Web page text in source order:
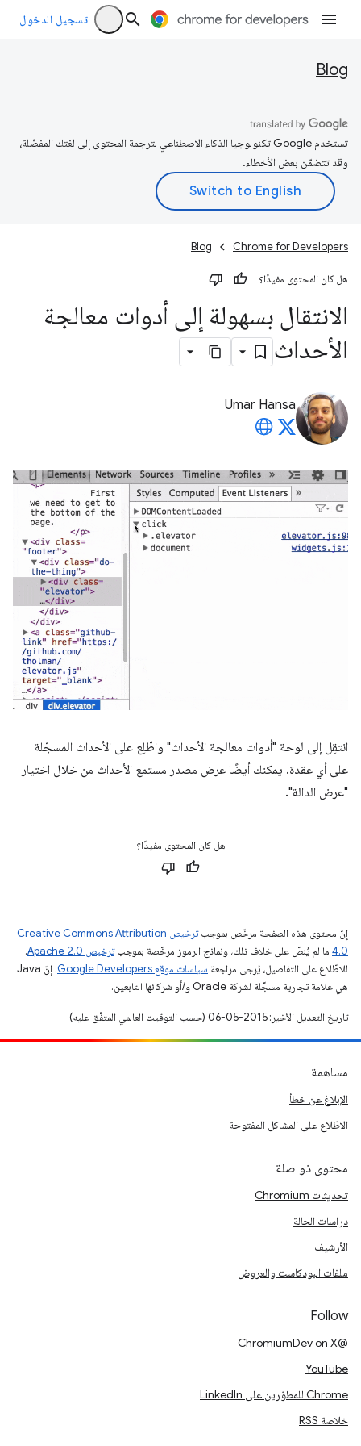
تسجيل الدخول
Blog
تستخدم Google تكنولوجيا الذكاء الاصطناعي لترجمة المحتوى إلى لغتك المفضّلة،
وقد تتضمّن بعض الأخطاء.
Chrome for Developers
Blog
هل كان المحتوى مفيدًا؟
الانتقال بسهولة إلى أدوات معالجة
الأحداث
Umar Hansa
انتقِل إلى لوحة "أدوات معالجة الأحداث" واطّلِع على الأحداث المسجّلة
على أي عقدة. يمكنك أيضًا عرض مصدر مستمع الأحداث من خلال اختيار
"عرض الدالة".
هل كان المحتوى مفيدًا؟
إنّ محتوى هذه الصفحة مرخّص بموجب
ترخيص Creative Commons Attribution
4.0‏ ما لم يُنصّ على خلاف ذلك، ونماذج الرموز مرخّصة بموجبترخيص Apache 2.0‏
.
للاطّلاع على التفاصيل، يُرجى مراجعة سياسات موقع Google Developers‏
. إنّ Java
هي علامة تجارية مسجَّلة لشركة Oracle و/أو شركائها التابعين.
تاريخ التعديل الأخير: 2015-05-06 (حسب التوقيت العالمي المتفَّق عليه)
مساهمة
الإبلاغ عن خطأ
الاطّلاع على المشاكل المفتوحة
محتوى ذو صلة
تحديثات Chromium
دراسات الحالة
الأرشيف
ملفات البودكاست والعروض
Follow
@ChromiumDev on X
YouTube
Chrome للمطوّرين على LinkedIn
خلاصة RSS